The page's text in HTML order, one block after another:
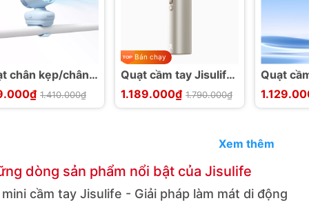
chân kẹp/chân
tuộc JISULIFE
3
1.410.000₫
Bán chạy
Quạt cầm tay Jisulife
Pro1 S 2025 Pin 15H
5000mAh
1.189.000₫ 1.790.000₫
Quạt
Life 9S
Xem thêm
dòng sản phẩm nổi bật của Jisulife
cầm tay Jisulife - Giải pháp làm mát di động